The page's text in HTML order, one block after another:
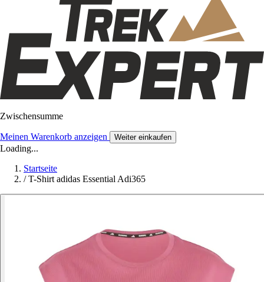
Zwischensumme
Meinen Warenkorb anzeigen Weiter einkaufen
Loading...
Startseite
/ T-Shirt adidas Essential Adi365